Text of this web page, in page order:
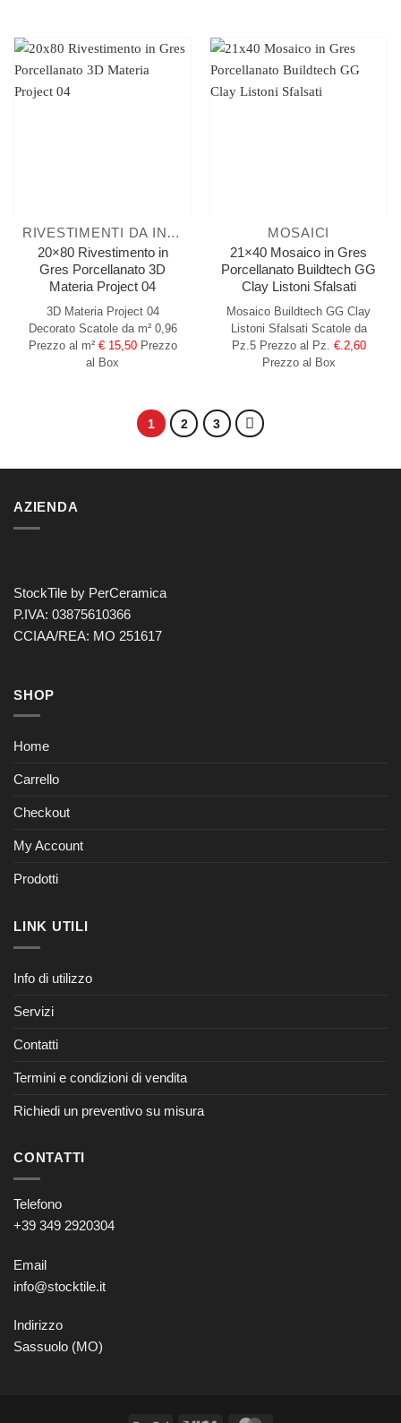
RIVESTIMENTI DA INTERNO
20×80 Rivestimento in
Gres Porcellanato 3D
Materia Project 04
3D Materia Project 04
Decorato Scatole da m² 0,96
Prezzo al m² € 15,50 Prezzo
al Box
MOSAICI
21×40 Mosaico in Gres
Porcellanato Buildtech GG
Clay Listoni Sfalsati
Mosaico Buildtech GG Clay
Listoni Sfalsati Scatole da
Pz.5 Prezzo al Pz. €.2,60
Prezzo al Box
1 2 3
AZIENDA
StockTile by PerCeramica
P.IVA: 03875610366
CCIAA/REA: MO 251617
SHOP
Home
Carrello
Checkout
My Account
Prodotti
LINK UTILI
Info di utilizzo
Servizi
Contatti
Termini e condizioni di vendita
Richiedi un preventivo su misura
CONTATTI
Telefono
+39 349 2920304
Email
info@stocktile.it
Indirizzo
Sassuolo (MO)